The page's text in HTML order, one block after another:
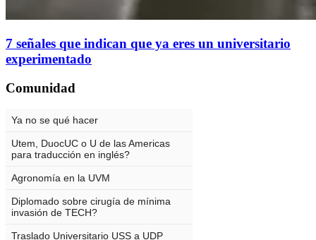
7 señales que indican que ya eres un universitario
experimentado
Comunidad